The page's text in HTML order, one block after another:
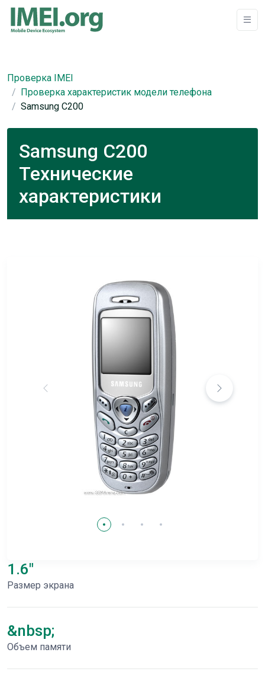
Проверка IMEI
Проверка характеристик модели телефона
Samsung C200
Samsung C200
Технические
характеристики
1.6"
Размер экрана
&nbsp;
Объем памяти